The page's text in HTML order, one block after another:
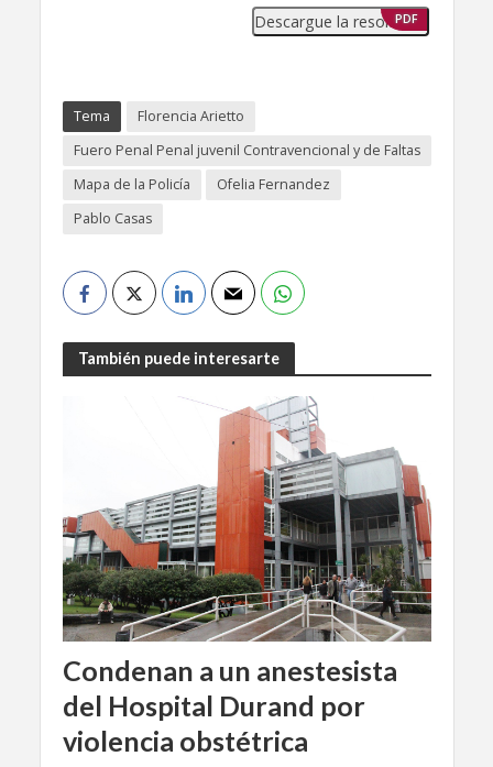
Descargue la resolución
PDF
Tema
Florencia Arietto
Fuero Penal Penal juvenil Contravencional y de Faltas
Mapa de la Policía
Ofelia Fernandez
Pablo Casas
También puede interesarte
Condenan a un anestesista
del Hospital Durand por
violencia obstétrica